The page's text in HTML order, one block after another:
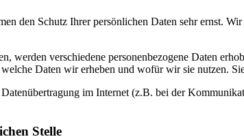
den Schutz Ihrer persönlichen Daten sehr ernst.
werden verschiedene personenbezogene Daten
Daten wir erheben und wofür wir sie nutzen.
im Internet (z.B. bei der
Stelle